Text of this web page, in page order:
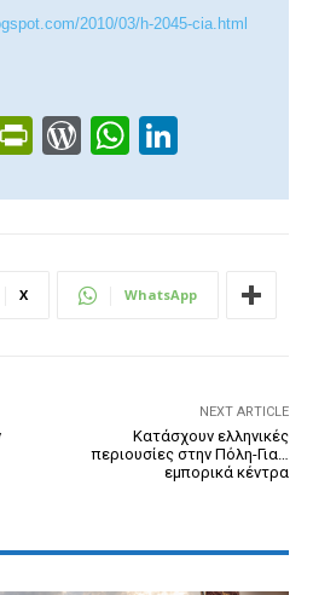
2010/03/h-2045-cia.html
E
Pr
tF
W
d
e
W
at
A
k
dI
X WhatsApp
NEXT ARTICLE
Κατάσχουν ελληνικές
περιουσίες στην Πόλη-Για…
εμπορικά κέντρα